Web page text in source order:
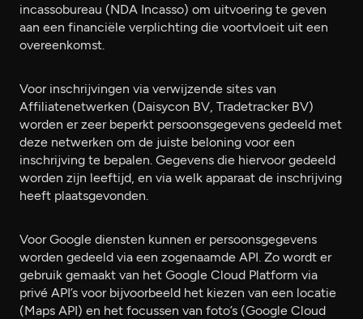
incassobureau (NDA Incasso) om uitvoering te geven
aan een financiële verplichting die voortvloeit uit een
overeenkomst.
Voor inschrijvingen via verwijzende sites van
Affiliatenetwerken (Daisycon BV, Tradetracker BV)
worden er zeer beperkt persoonsgegevens gedeeld met
deze netwerken om de juiste beloning voor een
inschrijving te bepalen. Gegevens die hiervoor gedeeld
worden zijn leeftijd, en via welk apparaat de inschrijving
heeft plaatsgevonden.
Voor Google diensten kunnen er persoonsgegevens
worden gedeeld via een zogenaamde API. Zo wordt er
gebruik gemaakt van het Google Cloud Platform via
privé API’s voor bijvoorbeeld het kiezen van een locatie
(Maps API) en het focussen van foto’s (Google Cloud